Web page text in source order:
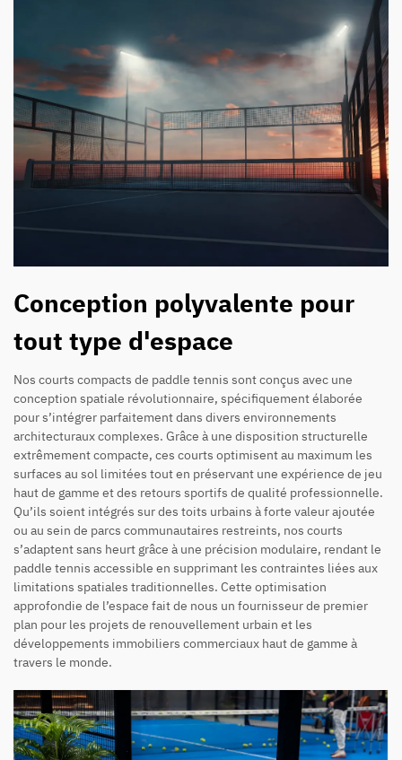
Conception polyvalente pour
tout type d'espace
Nos courts compacts de paddle tennis sont conçus avec une
conception spatiale révolutionnaire, spécifiquement élaborée
pour s’intégrer parfaitement dans divers environnements
architecturaux complexes. Grâce à une disposition structurelle
extrêmement compacte, ces courts optimisent au maximum les
surfaces au sol limitées tout en préservant une expérience de jeu
haut de gamme et des retours sportifs de qualité professionnelle.
Qu’ils soient intégrés sur des toits urbains à forte valeur ajoutée
ou au sein de parcs communautaires restreints, nos courts
s’adaptent sans heurt grâce à une précision modulaire, rendant le
paddle tennis accessible en supprimant les contraintes liées aux
limitations spatiales traditionnelles. Cette optimisation
approfondie de l’espace fait de nous un fournisseur de premier
plan pour les projets de renouvellement urbain et les
développements immobiliers commerciaux haut de gamme à
travers le monde.